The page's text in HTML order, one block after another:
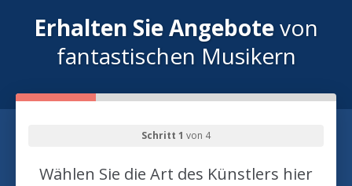
Erhalten Sie Angebotevon
fantastischen Musikern
Schritt 1 von 4
Wählen Sie die Art des Künstlers hier